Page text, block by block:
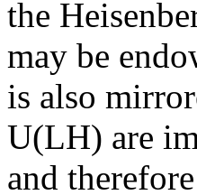
the
may be
is also
U(LH) are
and